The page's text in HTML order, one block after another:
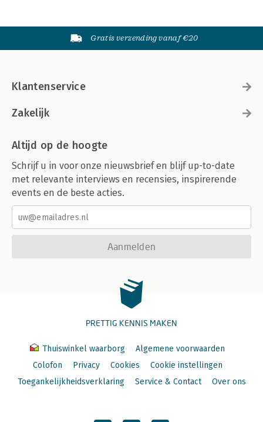
Gratis verzending vanaf €20
Klantenservice
Zakelijk
Altijd op de hoogte
Schrijf u in voor onze nieuwsbrief en blijf up-to-date
met relevante interviews en recensies, inspirerende
events en de beste acties.
Aanmelden
PRETTIG KENNIS MAKEN
Thuiswinkel waarborg
Algemene voorwaarden
Colofon
Privacy Cookies
Cookie instellingen
Toegankelijkheidsverklaring
Service & Contact Over ons